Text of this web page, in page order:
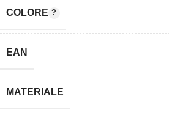
COLORE
EAN
MATERIALE